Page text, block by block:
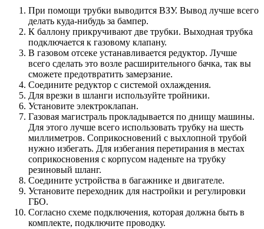
При помощи трубки выводится ВЗУ. Вывод лучше всего
делать куда-нибудь за бампер.
К баллону прикручивают две трубки. Выходная трубка
подключается к газовому клапану.
В газовом отсеке устанавливается редуктор. Лучше
всего сделать это возле расширительного бачка, так вы
сможете предотвратить замерзание.
Соедините редуктор с системой охлаждения.
Для врезки в шланги используйте тройники.
Установите электроклапан.
Газовая магистраль прокладывается по днищу машины.
Для этого лучше всего использовать трубку на шесть
миллиметров. Соприкосновений с выхлопной трубой
нужно избегать. Для избегания перетирания в местах
соприкосновения с корпусом наденьте на трубку
резиновый шланг.
Соедините устройства в багажнике и двигателе.
Установите переходник для настройки и регулировки
ГБО.
Согласно схеме подключения, которая должна быть в
комплекте, подключите проводку.